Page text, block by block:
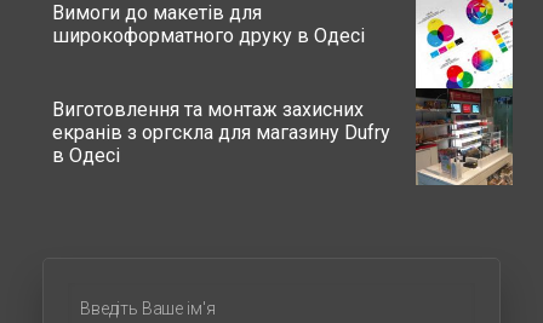
Вимоги до макетів для
широкоформатного друку в Одесі
Виготовлення та монтаж захисних
екранів з оргскла для магазину Dufry
в Одесі